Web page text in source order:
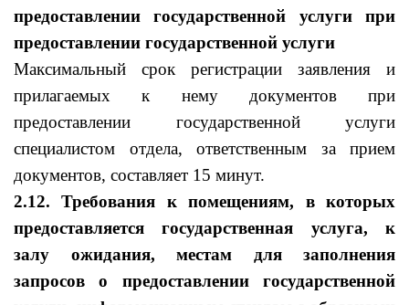
предоставлении государственной услуги при
предоставлении государственной услуги
Максимальный срок регистрации заявления и
прилагаемых к нему документов при
предоставлении государственной услуги
специалистом отдела, ответственным за прием
документов, составляет 15 минут.
2.12. Требования к помещениям, в которых
предоставляется государственная услуга, к
залу ожидания, местам для заполнения
запросов о предоставлении государственной